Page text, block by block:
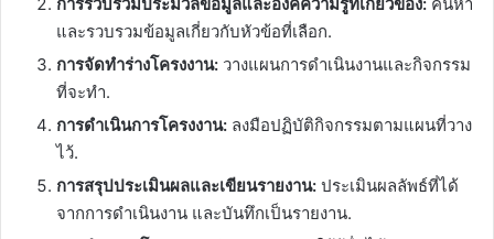
และรวบรวมข้อมูลเกี่ยวกับหัวข้อที่เลือก.
การจัดทำร่างโครงงาน: วางแผนการดำเนินงานและกิจกรรม
ที่จะทำ.
การดำเนินการโครงงาน: ลงมือปฏิบัติกิจกรรมตามแผนที่วาง
ไว้.
การสรุปประเมินผลและเขียนรายงาน: ประเมินผลลัพธ์ที่ได้
จากการดำเนินงาน และบันทึกเป็นรายงาน.